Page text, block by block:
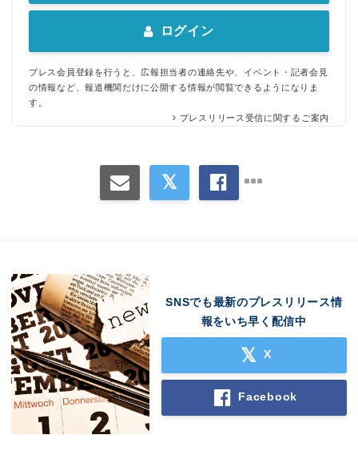
ログイン
プレス会員登録を行うと、広報担当者の連絡先や、イベント・記者会見
の情報など、報道機関だけに公開する情報が閲覧できるようになりま
す。
プレスリリース受信に関するご案内
SNSでも最新のプレスリリース情
報をいち早く配信中
X
Facebook
Japanese
English